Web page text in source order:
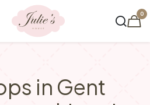
0
in Gent